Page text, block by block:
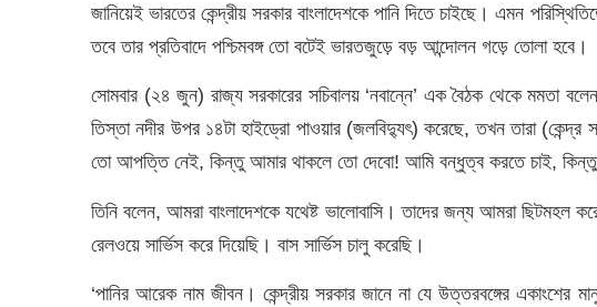
জানিয়েই ভারতের কেন্দ্রীয় সরকার বাংলাদেশকে পানি দিতে চাইছে। এমন
তবে তার প্রতিবাদে পশ্চিমবঙ্গ তো বটেই ভারতজুড়ে বড় আন্দোলন গড়ে তোলা হবে।
সোমবার (২৪ জুন) রাজ্য সরকারের সচিবালয় ‘নবান্নে’ এক বৈঠক থেকে মমতা বলেন,
তিস্তা নদীর উপর ১৪টা হাইড্রো পাওয়ার (জলবিদ্যুৎ) করেছে, তখন তারা
তো আপত্তি নেই, কিন্তু আমার থাকলে তো দেবো! আমি বন্ধুত্ব করতে চাই, কিন্তু
তিনি বলেন, আমরা বাংলাদেশকে যথেষ্ট ভালোবাসি। তাদের জন্য আমরা ছিটমহল
রেলওয়ে সার্ভিস করে দিয়েছি। বাস সার্ভিস চালু করেছি।
‘পানির আরেক নাম জীবন। কেন্দ্রীয় সরকার জানে না যে উত্তরবঙ্গের একাংশের